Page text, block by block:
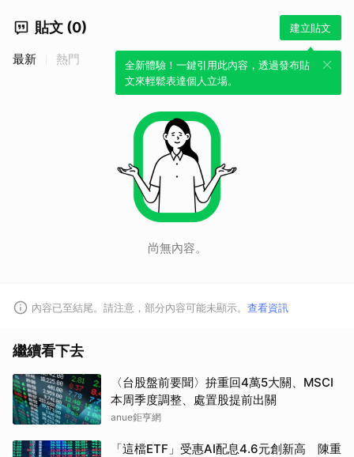
貼文 (0) 建立貼文
全新體驗！一鍵引用此內容，透過發布貼
文來輕鬆表達個人立場。
最新 熱門
尚無內容。
內容已至結尾。請注意，部分內容可能未顯示。 查看資訊
繼續看下去
〈台股盤前要聞〉拚重回4萬5大關、MSCI
本周季度調整、處置股提前出關
anue鉅亨網
「這檔ETF」受惠AI配息4.6元創新高 陳重